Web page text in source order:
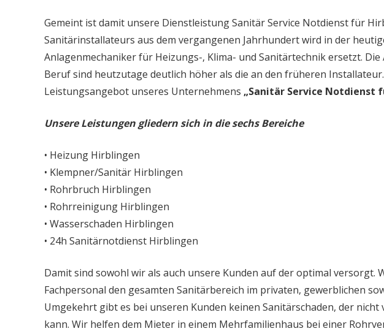
Gemeint ist damit unsere Dienstleistung Sanitär Service Notdienst für
Sanitärinstallateurs aus dem vergangenen Jahrhundert wird in der
Anlagenmechaniker für Heizungs-, Klima- und Sanitärtechnik ersetzt.
Beruf sind heutzutage deutlich höher als die an den früheren
Leistungsangebot unseres Unternehmens „Sanitär Service Notdienst
Unsere Leistungen gliedern sich in die sechs Bereiche
• Heizung Hirblingen
• Klempner/Sanitär Hirblingen
• Rohrbruch Hirblingen
• Rohrreinigung Hirblingen
• Wasserschaden Hirblingen
• 24h Sanitärnotdienst Hirblingen
Damit sind sowohl wir als auch unsere Kunden auf der optimal versorgt.
Fachpersonal den gesamten Sanitärbereich im privaten, gewerblichen
Umgekehrt gibt es bei unseren Kunden keinen Sanitärschaden, der
kann. Wir helfen dem Mieter in einem Mehrfamilienhaus bei einer